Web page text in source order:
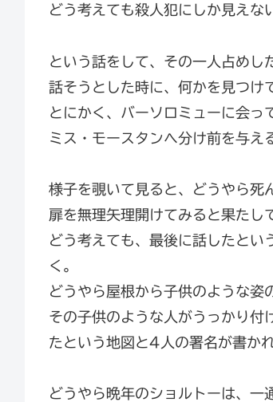
どう考えても殺人犯にしか見えな
という話をして、その一人占めし
話そうとした時に、何かを見つけ
とにかく、バーソロミューに会っ
ミス・モースタンへ分け前を与え
様子を覗いて見ると、どうやら死
扉を無理矢理開けてみると果たし
どう考えても、最後に話したとい
く。
どうやら屋根から子供のような姿
その子供のような人がうっかり付
たという地図と4人の署名が書か
どうやら晩年のショルトーは、一